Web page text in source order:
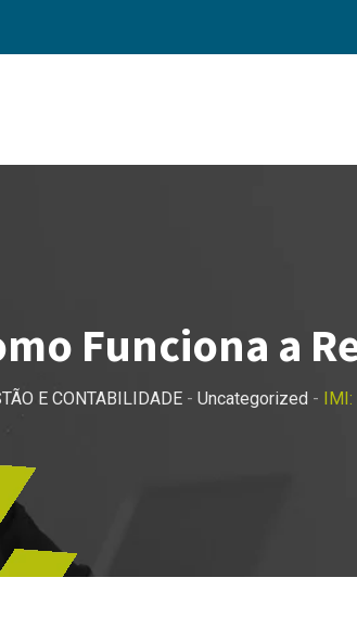
Funciona a
E CONTABILIDADE - Uncategorized - IMI: